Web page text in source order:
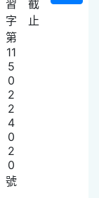
習
字
第
11
5
0
2
2
4
0
2
0
號
截
止